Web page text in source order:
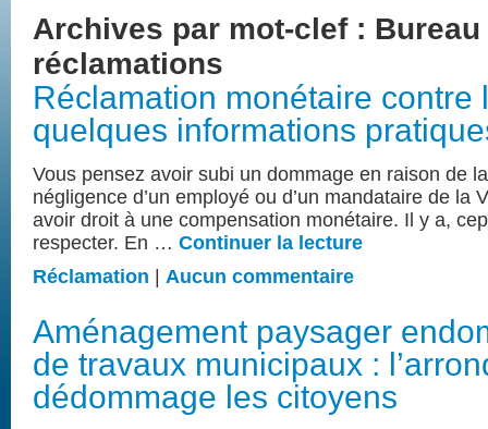
Archives par mot-clef :
réclamations
Réclamation monétaire contre
quelques informations
Vous pensez avoir subi un dommage en raison de
négligence d’un employé ou d’un mandataire de la
avoir droit à une compensation monétaire. Il y a,
respecter. En … Continuer la lecture
Réclamation
Aucun commentaire
Aménagement paysager
de travaux municipaux :
dédommage les citoyens